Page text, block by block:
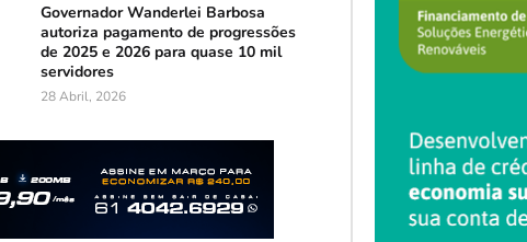
Governador Wanderlei Barbosa
autoriza pagamento de progressões
de 2025 e 2026 para quase 10 mil
servidores
28 Abril, 2026